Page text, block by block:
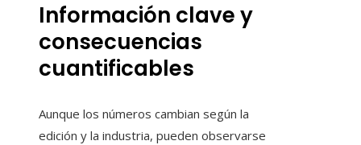
Información clave y
consecuencias
cuantificables
Aunque los números cambian según la
edición y la industria, pueden observarse